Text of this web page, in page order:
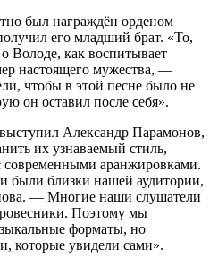
был награждён орденом
его младший брат. «То,
Володе, как воспитывает
настоящего мужества, —
чтобы в этой песне было не
он оставил после себя».
Александр Парамонов,
их узнаваемый стиль,
современными аранжировками.
были близки нашей аудитории,
— Многие наши слушатели
Поэтому мы
форматы, но
которые увидели сами».